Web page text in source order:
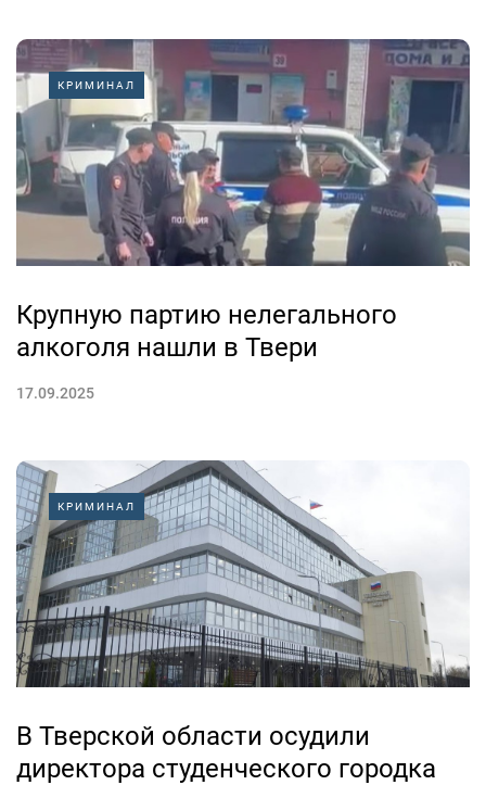
КРИМИНАЛ
Крупную партию нелегального
алкоголя нашли в Твери
17.09.2025
КРИМИНАЛ
В Тверской области осудили
директора студенческого городка